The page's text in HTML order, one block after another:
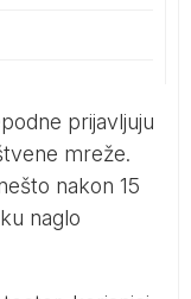
prijavljuju
mreže.
nakon 15
naglo